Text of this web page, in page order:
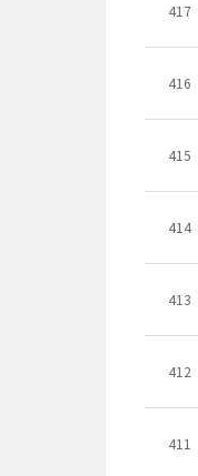
417
416
415
414
413
412
411